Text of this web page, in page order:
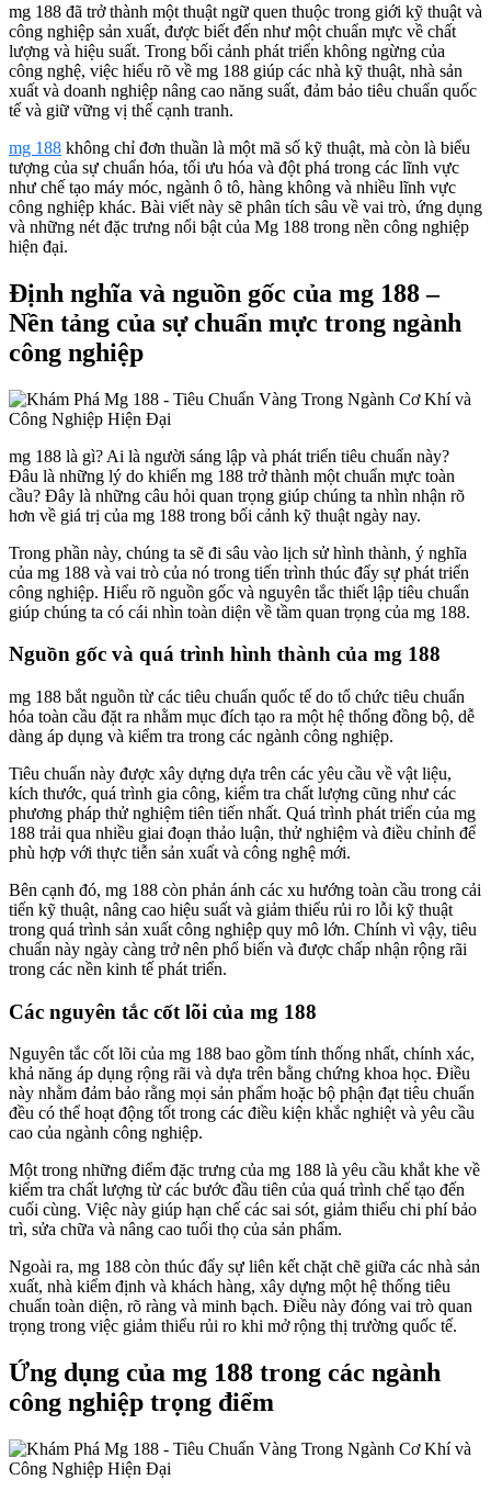
mg 188 đã trở thành một thuật ngữ quen thuộc trong giới kỹ thuật và
công nghiệp sản xuất, được biết đến như một chuẩn mực về chất
lượng và hiệu suất. Trong bối cảnh phát triển không ngừng của
công nghệ, việc hiểu rõ về mg 188 giúp các nhà kỹ thuật, nhà sản
xuất và doanh nghiệp nâng cao năng suất, đảm bảo tiêu chuẩn quốc
tế và giữ vững vị thế cạnh tranh.
mg 188 không chỉ đơn thuần là một mã số kỹ thuật, mà còn là biểu
tượng của sự chuẩn hóa, tối ưu hóa và đột phá trong các lĩnh vực
như chế tạo máy móc, ngành ô tô, hàng không và nhiều lĩnh vực
công nghiệp khác. Bài viết này sẽ phân tích sâu về vai trò, ứng dụng
và những nét đặc trưng nổi bật của Mg 188 trong nền công nghiệp
hiện đại.
Định nghĩa và nguồn gốc của mg 188 –
Nền tảng của sự chuẩn mực trong ngành
công nghiệp
mg 188 là gì? Ai là người sáng lập và phát triển tiêu chuẩn này?
Đâu là những lý do khiến mg 188 trở thành một chuẩn mực toàn
cầu? Đây là những câu hỏi quan trọng giúp chúng ta nhìn nhận rõ
hơn về giá trị của mg 188 trong bối cảnh kỹ thuật ngày nay.
Trong phần này, chúng ta sẽ đi sâu vào lịch sử hình thành, ý nghĩa
của mg 188 và vai trò của nó trong tiến trình thúc đẩy sự phát triển
công nghiệp. Hiểu rõ nguồn gốc và nguyên tắc thiết lập tiêu chuẩn
giúp chúng ta có cái nhìn toàn diện về tầm quan trọng của mg 188.
Nguồn gốc và quá trình hình thành của mg 188
mg 188 bắt nguồn từ các tiêu chuẩn quốc tế do tổ chức tiêu chuẩn
hóa toàn cầu đặt ra nhằm mục đích tạo ra một hệ thống đồng bộ, dễ
dàng áp dụng và kiểm tra trong các ngành công nghiệp.
Tiêu chuẩn này được xây dựng dựa trên các yêu cầu về vật liệu,
kích thước, quá trình gia công, kiểm tra chất lượng cũng như các
phương pháp thử nghiệm tiên tiến nhất. Quá trình phát triển của mg
188 trải qua nhiều giai đoạn thảo luận, thử nghiệm và điều chỉnh để
phù hợp với thực tiễn sản xuất và công nghệ mới.
Bên cạnh đó, mg 188 còn phản ánh các xu hướng toàn cầu trong cải
tiến kỹ thuật, nâng cao hiệu suất và giảm thiểu rủi ro lỗi kỹ thuật
trong quá trình sản xuất công nghiệp quy mô lớn. Chính vì vậy, tiêu
chuẩn này ngày càng trở nên phổ biến và được chấp nhận rộng rãi
trong các nền kinh tế phát triển.
Các nguyên tắc cốt lõi của mg 188
Nguyên tắc cốt lõi của mg 188 bao gồm tính thống nhất, chính xác,
khả năng áp dụng rộng rãi và dựa trên bằng chứng khoa học. Điều
này nhằm đảm bảo rằng mọi sản phẩm hoặc bộ phận đạt tiêu chuẩn
đều có thể hoạt động tốt trong các điều kiện khắc nghiệt và yêu cầu
cao của ngành công nghiệp.
Một trong những điểm đặc trưng của mg 188 là yêu cầu khắt khe về
kiểm tra chất lượng từ các bước đầu tiên của quá trình chế tạo đến
cuối cùng. Việc này giúp hạn chế các sai sót, giảm thiểu chi phí bảo
trì, sửa chữa và nâng cao tuổi thọ của sản phẩm.
Ngoài ra, mg 188 còn thúc đẩy sự liên kết chặt chẽ giữa các nhà sản
xuất, nhà kiểm định và khách hàng, xây dựng một hệ thống tiêu
chuẩn toàn diện, rõ ràng và minh bạch. Điều này đóng vai trò quan
trọng trong việc giảm thiểu rủi ro khi mở rộng thị trường quốc tế.
Ứng dụng của mg 188 trong các ngành
công nghiệp trọng điểm